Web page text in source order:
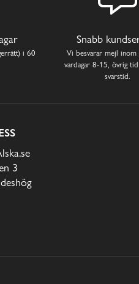
i 60
Snabb
Vi besvarar mejl
vardagar 8-15, övrig
svarstid.
3